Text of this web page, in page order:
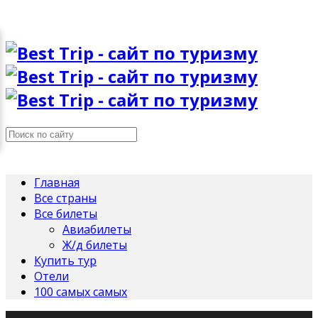
Главная
Все страны
Все билеты
Авиабилеты
Ж/д билеты
Купить тур
Отели
100 самых самых